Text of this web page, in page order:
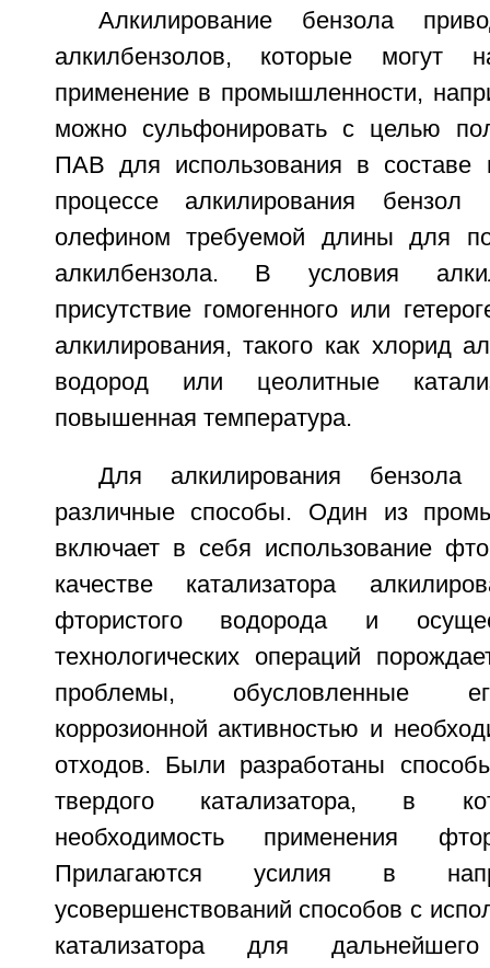
Алкилирование бензола
алкилбензолов, которые могут
применение в промышленности,
можно сульфонировать с целью
ПАВ для использования в
процессе алкилирования бензол
олефином требуемой длины для
алкилбензола. В условия
присутствие гомогенного или
алкилирования, такого как хлорид
водород или цеолитные
повышенная температура.
Для алкилирования
различные способы. Один из
включает в себя использование
качестве катализатора
фтористого водорода и
технологических операций
проблемы, обусловленные
коррозионной активностью и
отходов. Были разработаны
твердого катализатора, в
необходимость применения
Прилагаются усилия в
усовершенствований способов с
катализатора для